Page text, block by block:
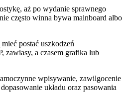
aż po wydanie sprawnego
często winna bywa mainboard albo
postać uszkodzeń
zawiasy, a czasem grafika lub
wpisywanie, zawilgocenie
układu oraz pasowania